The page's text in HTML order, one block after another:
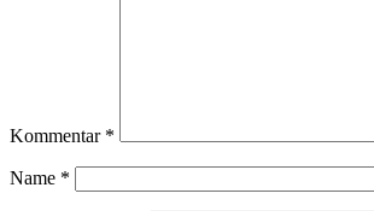
Kommentar *
Name *